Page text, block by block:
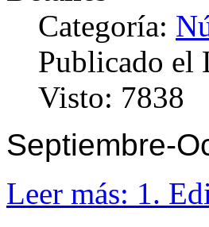
Categoría:
Publicado el
Visto: 7838
Septiembre-
Leer más: 1.